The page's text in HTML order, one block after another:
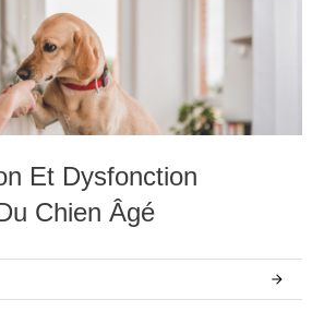
Et Dysfonction
Chien Âgé